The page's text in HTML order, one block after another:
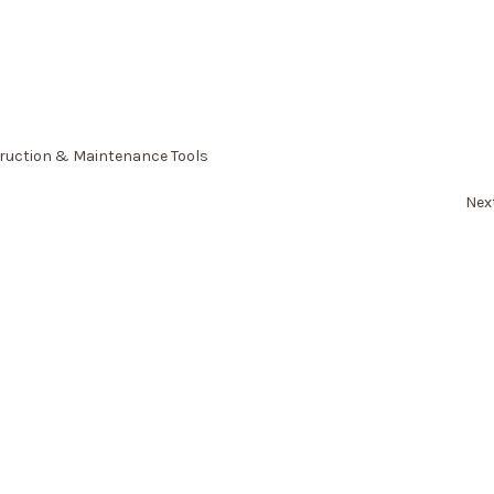
& Maintenance Tools